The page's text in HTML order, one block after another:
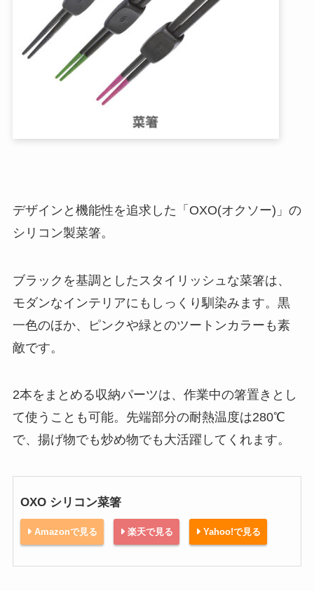
デザインと機能性を追求した「OXO(オクソー)」の
シリコン製菜箸。
ブラックを基調としたスタイリッシュな菜箸は、
モダンなインテリアにもしっくり馴染みます。黒
一色のほか、ピンクや緑とのツートンカラーも素
敵です。
2本をまとめる収納パーツは、作業中の箸置きとし
て使うことも可能。先端部分の耐熱温度は280℃
で、揚げ物でも炒め物でも大活躍してくれます。
OXO シリコン菜箸
Amazonで見る 楽天で見る Yahoo!で見る